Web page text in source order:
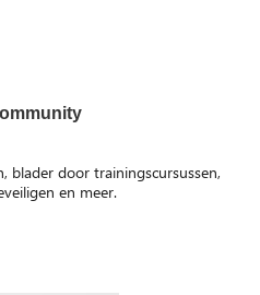
blader door trainingscursussen,
en meer.